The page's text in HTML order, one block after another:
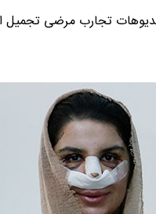
تجارب مرضى تجميل